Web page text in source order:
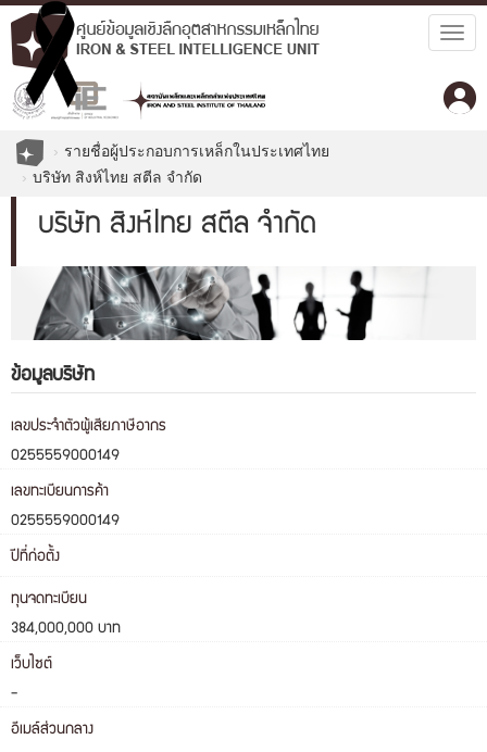
รายชื่อผู้ประกอบการเหล็กในประเทศไทย
บริษัท สิงห์ไทย สตีล จำกัด
บริษัท สิงห์ไทย สตีล จำกัด
ข้อมูลบริษัท
เลขประจำตัวผู้เสียภาษีอากร
0255559000149
เลขทะเบียนการค้า
0255559000149
ปีที่ก่อตั้ง
ทุนจดทะเบียน
384,000,000 บาท
เว็บไซต์
-
อีเมล์ส่วนกลาง